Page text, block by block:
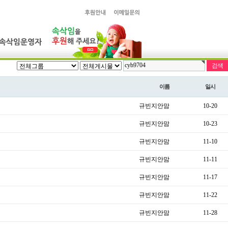
이름 일시
규빈지안맘 10-20
규빈지안맘 10-23
규빈지안맘 11-10
규빈지안맘 11-11
규빈지안맘 11-17
규빈지안맘 11-22
규빈지안맘 11-28